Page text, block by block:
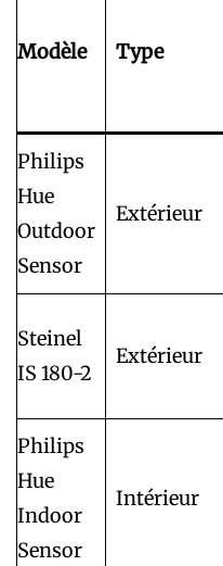
Modèle Type
Philips
Hue
Outdoor
Sensor
Extérieur
Steinel
IS 180-2
Extérieur
Philips
Hue
Indoor
Sensor
Intérieur